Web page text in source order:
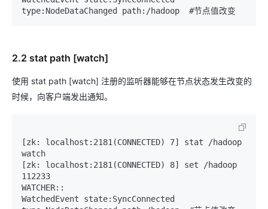
2.2 stat path [watch]
使用 stat path [watch] 注册的监听器能够在节点状态发生改变的
时候，向客户端发出通知。
[zk: localhost:2181(CONNECTED) 7] stat /hadoop
watch
[zk: localhost:2181(CONNECTED) 8] set /hadoop
112233
WATCHER::
WatchedEvent state:SyncConnected